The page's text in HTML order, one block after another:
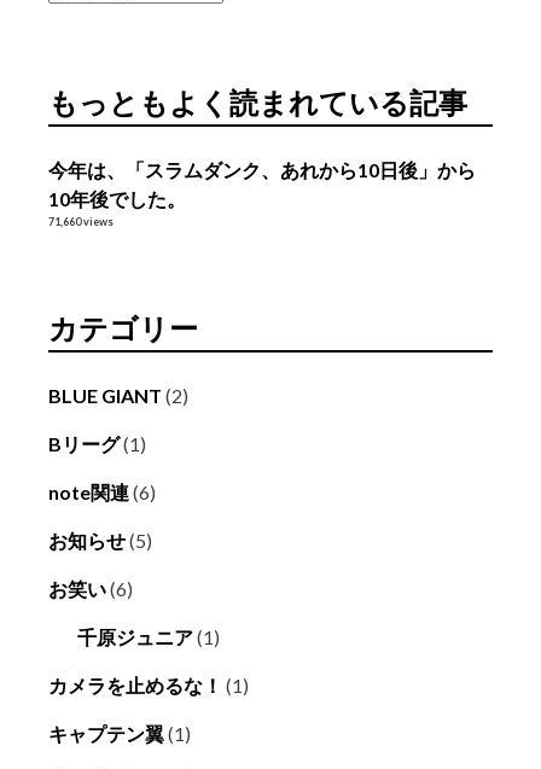
ブ
もっともよく読まれている記事
今年は、「スラムダンク、あれから10日後」から
10年後でした。
71,660 views
カテゴリー
BLUE GIANT (2)
Bリーグ(1)
note関連(6)
お知らせ(5)
お笑い(6)
千原ジュニア(1)
カメラを止めるな！ (1)
キャプテン翼(1)